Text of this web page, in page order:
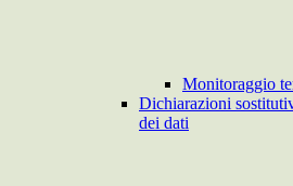
Monitoraggio
Dichiarazioni
dei dati